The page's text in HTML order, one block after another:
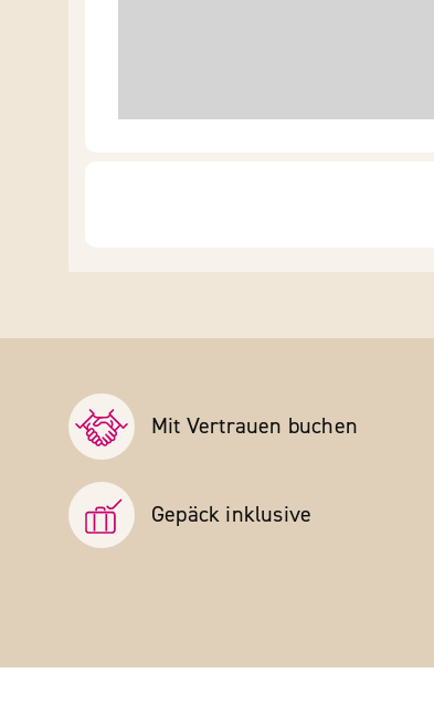
Mit Vertrauen buchen
Gepäck inklusive